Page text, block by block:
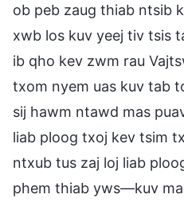
ob peb zaug thiab ntsib
xwb los kuv yeej tiv tsis
ib qho kev zwm rau
txom nyem uas kuv tab
sij hawm ntawd mas
liab ploog txoj kev tsim
ntxub tus zaj loj liab
phem thiab yws—kuv